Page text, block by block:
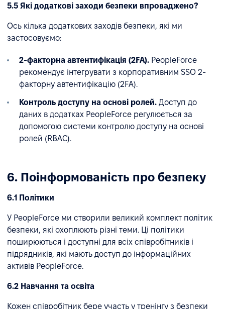
5.5 Які додаткові заходи безпеки впроваджено?
Ось кілька додаткових заходів безпеки, які ми
застосовуємо:
2-факторна автентифікація (2FA). PeopleForce
рекомендує інтегрувати з корпоративним SSO 2-
факторну автентифікацію (2FA).
Контроль доступу на основі ролей. Доступ до
даних в додатках PeopleForce регулюється за
допомогою системи контролю доступу на основі
ролей (RBAC).
6. Поінформованість про безпеку
6.1 Політики
У PeopleForce ми створили великий комплект політик
безпеки, які охоплюють різні теми. Ці політики
поширюються і доступні для всіх співробітників і
підрядників, які мають доступ до інформаційних
активів PeopleForce.
6.2 Навчання та освіта
Кожен співробітник бере участь у тренінгу з безпеки